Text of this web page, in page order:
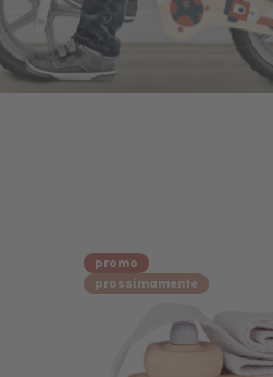
promo
prossimamente